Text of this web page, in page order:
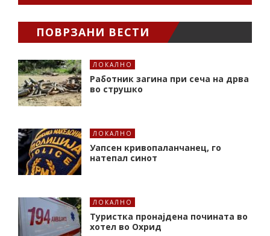
ПОВРЗАНИ ВЕСТИ
ЛОКАЛНО
Работник загина при сеча на дрва
во струшко
ЛОКАЛНО
Уапсен кривопаланчанец, го
натепал синот
ЛОКАЛНО
Туристка пронајдена почината во
хотел во Охрид